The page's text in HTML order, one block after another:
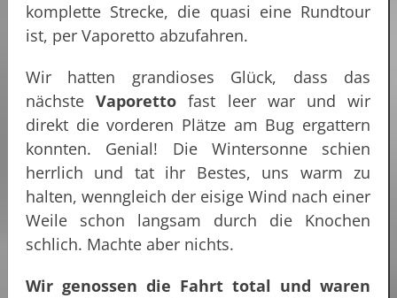
komplette Strecke, die quasi eine Rundtour
ist, per Vaporetto abzufahren.
Wir hatten grandioses Glück, dass das
nächsteVaporetto fast leer war und wir
direkt die vorderen Plätze am Bug ergattern
konnten. Genial! Die Wintersonne schien
herrlich und tat ihr Bestes, uns warm zu
halten, wenngleich der eisige Wind nach einer
Weile schon langsam durch die Knochen
schlich. Machte aber nichts.
Wir genossen die Fahrt total und waren